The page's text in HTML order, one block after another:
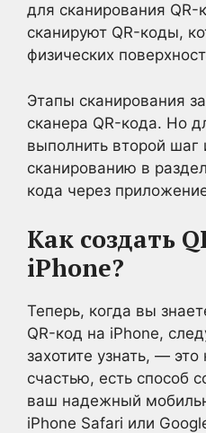
для сканирования QR-
сканируют QR-коды,
физических
Этапы сканирования
сканера QR-кода. Но
выполнить второй шаг
сканированию в
кода через
Как создать
iPhone?
Теперь, когда вы
QR-код на iPhone,
захотите узнать, — это
счастью, есть способ
ваш надежный
iPhone Safari или